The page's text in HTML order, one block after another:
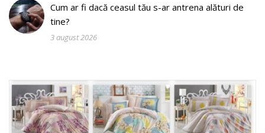
Cum ar fi dacă ceasul tău s-ar antrena alături de
tine?
3 august 2026